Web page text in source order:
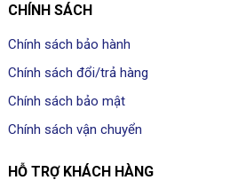
CHÍNH SÁCH
Chính sách bảo hành
Chính sách đổi/trả hàng
Chính sách bảo mật
Chính sách vận chuyển
HỖ TRỢ KHÁCH HÀNG